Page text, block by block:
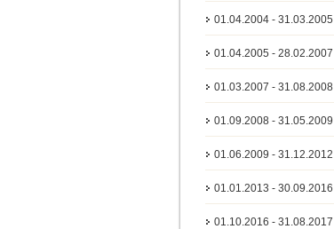
01.04.2004 - 31.03.2005
01.04.2005 - 28.02.2007
01.03.2007 - 31.08.2008
01.09.2008 - 31.05.2009
01.06.2009 - 31.12.2012
01.01.2013 - 30.09.2016
01.10.2016 - 31.08.2017